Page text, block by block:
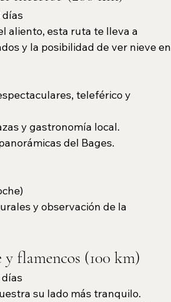
días
aliento, esta ruta te lleva a
y la posibilidad de ver nieve en
teleférico y
y gastronomía local.
del Bages.
y observación de la
flamencos (100 km)
días
su lado más tranquilo.